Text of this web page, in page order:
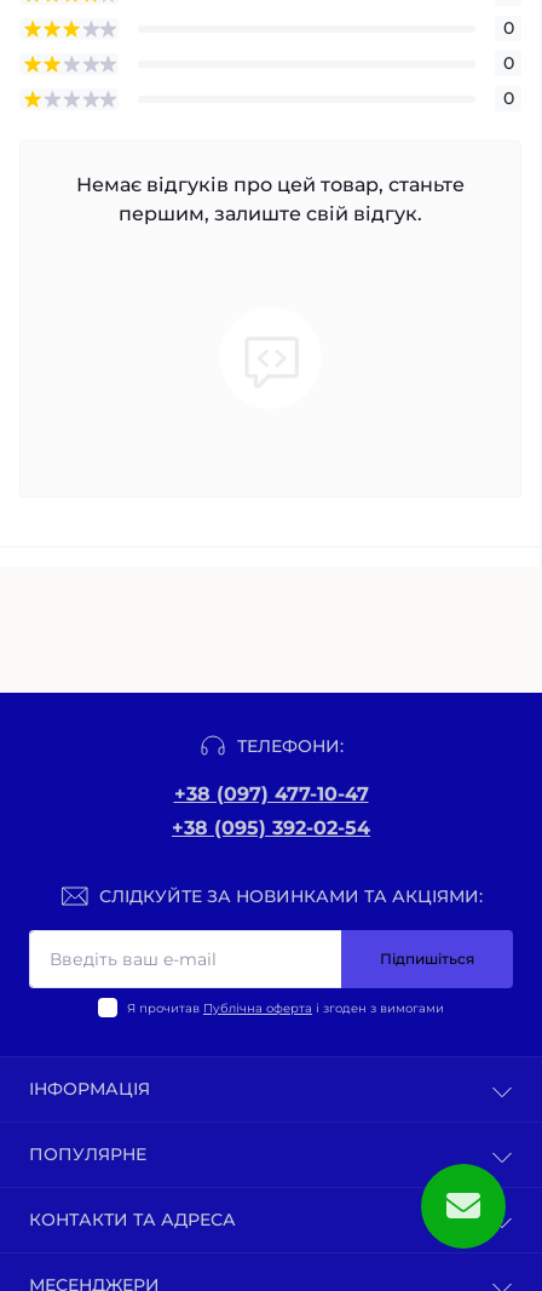
0
0
0
Немає відгуків про цей товар, станьте
першим, залиште свій відгук.
ТЕЛЕФОНИ:
+38 (097) 477-10-47
+38 (095) 392-02-54
СЛІДКУЙТЕ ЗА НОВИНКАМИ ТА АКЦІЯМИ:
Підпишіться
Я прочитав Публічна оферта і згоден з вимогами
ІНФОРМАЦІЯ
Політика конфіденційності
Про нас
Карта сайту
ПОПУЛЯРНЕ
Запчастини по моделям мотоциклів
КОНТАКТИ ТА АДРЕСА
МЕСЕНДЖЕРИ